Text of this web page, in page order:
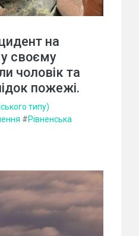
на
у своєму
чоловік та
пожежі.
типу)
#Рівненська